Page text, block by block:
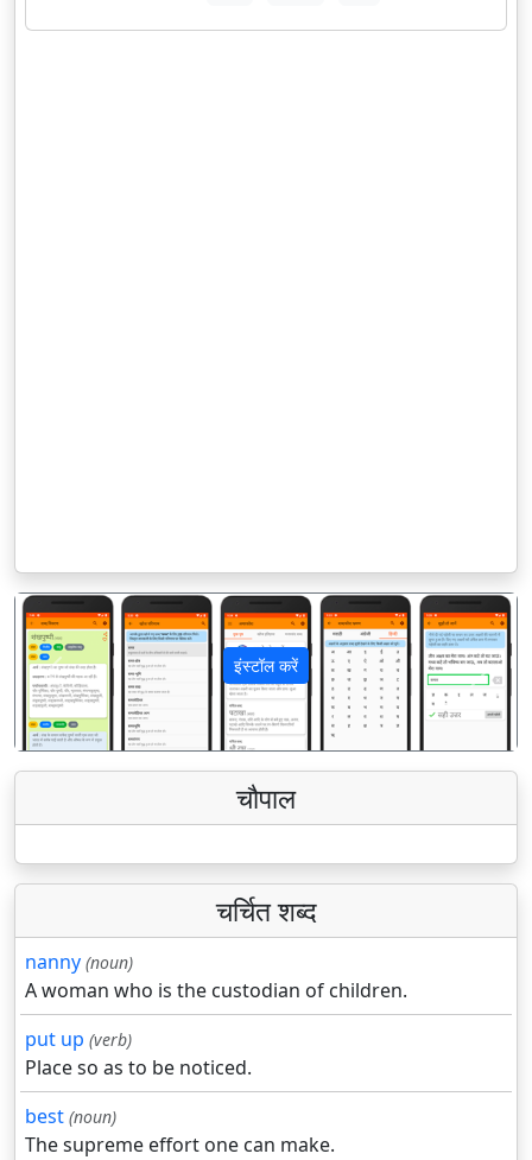
इंस्टॉल करें
पिछला अगला
चौपाल
चर्चित शब्द
nanny (noun)
A woman who is the custodian of children.
put up (verb)
Place so as to be noticed.
best (noun)
The supreme effort one can make.